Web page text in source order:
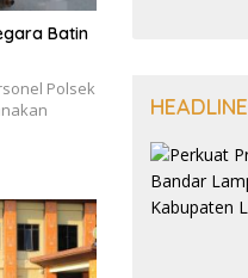
Batin
Polsek
HEADLINE